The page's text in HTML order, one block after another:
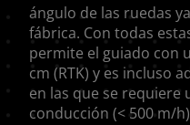
ángulo de las ruedas
fábrica. Con todas
permite el guiado con
cm (RTK) y es incluso
en las que se requiere
conducción (< 500 m/